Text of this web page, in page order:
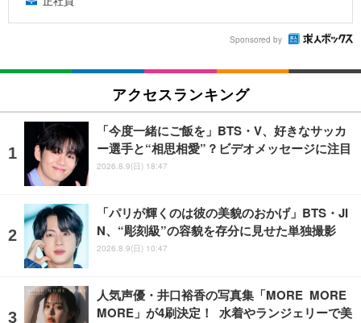
Sponsored by
アクセスランキング
「今度一緒にご飯を」BTS・V、好きなサッカ
ー選手と“相思相愛”？ビデオメッセージに注目
2026.8.9(日) 18:47
「パリが輝くのは彼の美貌のおかげ」BTS・JI
N、“彫刻級”の容貌を存分に見せた単独撮影
2026.8.9(日) 10:47
人気声優・井口裕香の写真集「MORE MORE
MORE」が4刷決定！ 水着やランジェリーで美